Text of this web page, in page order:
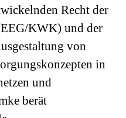
Recht der
KWK) und der
von
in
und
berät